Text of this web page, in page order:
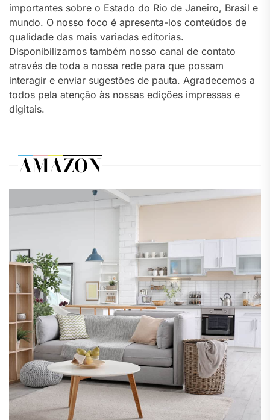
importantes sobre o Estado do Rio de Janeiro, Brasil e
mundo. O nosso foco é apresenta-los conteúdos de
qualidade das mais variadas editorias.
Disponibilizamos também nosso canal de contato
através de toda a nossa rede para que possam
interagir e enviar sugestões de pauta. Agradecemos a
todos pela atenção às nossas edições impressas e
digitais.
AMAZON